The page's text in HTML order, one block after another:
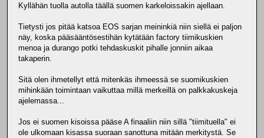
Kyllähän tuolla autolla täällä suomen karkeloissakin ajellaan.
Tietysti jos pitää katsoa EOS sarjan meininkiä niin siellä ei paljon
näy, koska pääsääntösestihän kytätään factory tiimikuskien
menoa ja durango potki tehdaskuskit pihalle jonniin aikaa
takaperin.
Sitä olen ihmetellyt että mitenkäs ihmeessä se suomikuskien
mihinkään toimintaan vaikuttaa millä merkeillä on palkkakuskeja
ajelemassa...
Jos ei suomen kisoissa pääse A finaaliin niin sillä "tiimituella" ei
ole ulkomaan kisassa suoraan sanottuna mitään merkitystä. Se